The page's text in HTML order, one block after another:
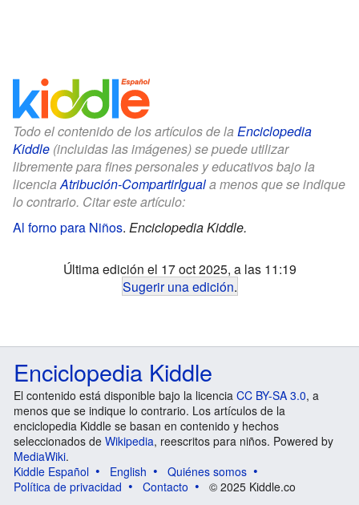
Todo el contenido de los artículos de la Enciclopedia
Kiddle (incluidas las imágenes) se puede utilizar
libremente para fines personales y educativos bajo la
licenciaAtribución-CompartirIguala menos que se indique
lo contrario. Citar este artículo:
Al forno para Niños. Enciclopedia Kiddle.
Última edición el 17 oct 2025, a las 11:19
Sugerir una edición.
Enciclopedia Kiddle
El contenido está disponible bajo la licencia CC BY-SA 3.0, a
menos que se indique lo contrario. Los artículos de la
enciclopedia Kiddle se basan en contenido y hechos
seleccionados de Wikipedia, reescritos para niños. Powered by
MediaWiki.
Kiddle Español
English
Quiénes somos
Política de privacidad
Contacto © 2025 Kiddle.co